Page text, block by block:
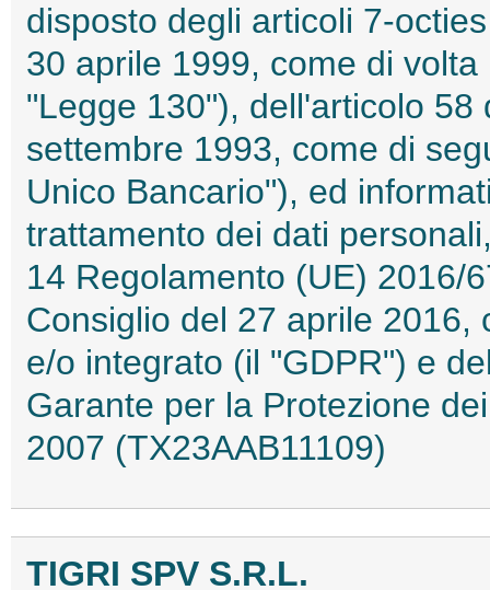
disposto degli articoli 7-
30 aprile 1999, come di
"Legge 130"), dell'articolo 58
settembre 1993, come di
Unico Bancario"), ed
trattamento dei dati
14 Regolamento (UE) 2016/
Consiglio del 27 aprile 2016,
e/o integrato (il "GDPR") e
Garante per la Protezione
2007 (TX23AAB11109)
TIGRI SPV S.R.L.